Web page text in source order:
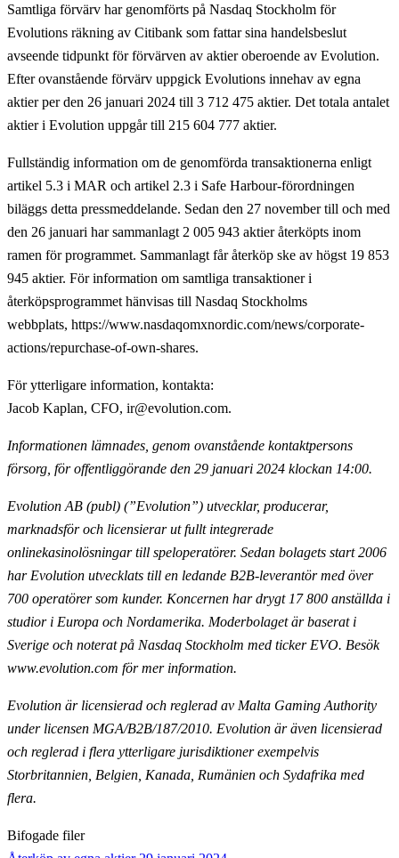
Samtliga förvärv har genomförts på Nasdaq Stockholm för
Evolutions räkning av Citibank som fattar sina handelsbeslut
avseende tidpunkt för förvärven av aktier oberoende av Evolution.
Efter ovanstående förvärv uppgick Evolutions innehav av egna
aktier per den 26 januari 2024 till 3 712 475 aktier. Det totala antalet
aktier i Evolution uppgår till 215 604 777 aktier.
Fullständig information om de genomförda transaktionerna enligt
artikel 5.3 i MAR och artikel 2.3 i Safe Harbour-förordningen
biläggs detta pressmeddelande. Sedan den 27 november till och med
den 26 januari har sammanlagt 2 005 943 aktier återköpts inom
ramen för programmet. Sammanlagt får återköp ske av högst 19 853
945 aktier. För information om samtliga transaktioner i
återköpsprogrammet hänvisas till Nasdaq Stockholms
webbplats, https://www.nasdaqomxnordic.com/news/corporate-
actions/repurchase-of-own-shares.
För ytterligare information, kontakta:
Jacob Kaplan, CFO, ir@evolution.com.
Informationen lämnades, genom ovanstående kontaktpersons
försorg, för offentliggörande den 29 januari 2024 klockan 14:00.
Evolution AB (publ) (”Evolution”) utvecklar, producerar,
marknadsför och licensierar ut fullt integrerade
onlinekasinolösningar till speloperatörer. Sedan bolagets start 2006
har Evolution utvecklats till en ledande B2B-leverantör med över
700 operatörer som kunder. Koncernen har drygt 17 800 anställda i
studior i Europa och Nordamerika. Moderbolaget är baserat i
Sverige och noterat på Nasdaq Stockholm med ticker EVO. Besök
www.evolution.com för mer information.
Evolution är licensierad och reglerad av Malta Gaming Authority
under licensen MGA/B2B/187/2010. Evolution är även licensierad
och reglerad i flera ytterligare jurisdiktioner exempelvis
Storbritannien, Belgien, Kanada, Rumänien och Sydafrika med
flera.
Bifogade filer